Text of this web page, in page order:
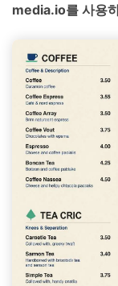
media.io를 사용